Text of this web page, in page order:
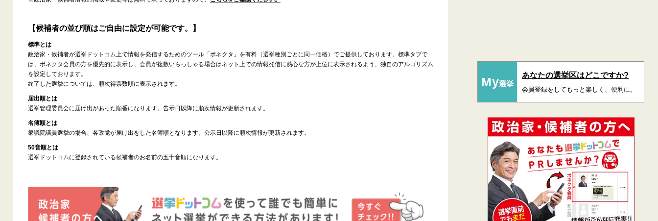
【候補者の並び順はご自由に設定が可能です。】
標準とは
政治家・候補者が選挙ドットコム上で情報を発信するためのツール「ボネクタ」を有料（選挙種別ごとに同一価格）でご提供しております。標準タブで
は、ボネクタ会員の方を優先的に表示し、会員が複数いらっしゃる場合はネット上での情報発信に熱心な方が上位に表示されるよう、独自のアルゴリズム
を設定しております。
終了した選挙については、順次得票数順に表示されます。
届出順とは
選挙管理委員会に届け出があった順番になります。告示日以降に順次情報が更新されます。
名簿順とは
衆議院議員選挙の場合、各政党が届け出をした名簿順となります。公示日以降に順次情報が更新されます。
50音順とは
選挙ドットコムに登録されている候補者のお名前の五十音順になります。
My選挙
あなたの選挙区はどこですか?
会員登録をしてもっと楽しく、便利に。